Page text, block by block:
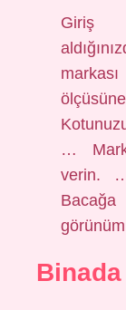
Giriş
…
verin.